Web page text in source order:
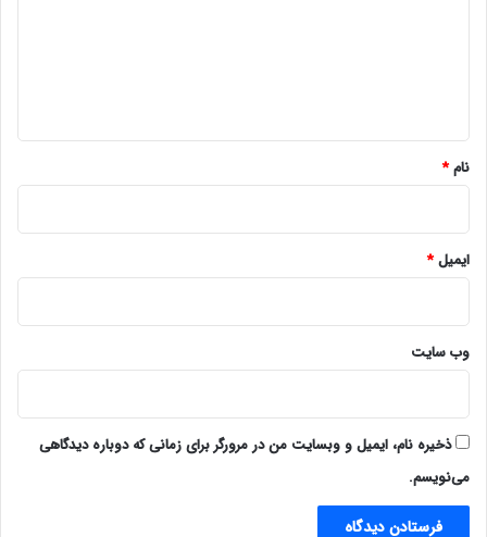
نام*
ایمیل*
وب‌ سایت
ذخیره نام، ایمیل و وبسایت من در مرورگر برای زمانی که دوباره دیدگاهی
می‌نویسم.